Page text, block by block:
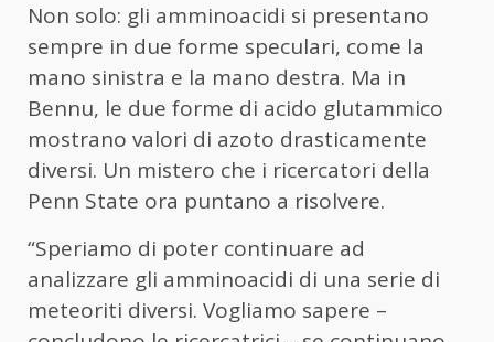
Non solo: gli amminoacidi si presentano
sempre in due forme speculari, come la
mano sinistra e la mano destra. Ma in
Bennu, le due forme di acido glutammico
mostrano valori di azoto drasticamente
diversi. Un mistero che i ricercatori della
Penn State ora puntano a risolvere.
“Speriamo di poter continuare ad
analizzare gli amminoacidi di una serie di
meteoriti diversi. Vogliamo sapere –